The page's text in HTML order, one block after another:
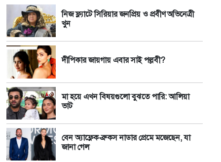
নিজ ফ্ল্যাটে সিরিয়ার জনপ্রিয় ও প্রবীণ অভিনেত্রী
খুন
দীপিকার জায়গায় এবার সাই পল্লবী?
মা হয়ে এখন বিষয়গুলো বুঝতে পারি: আলিয়া
ভাট
বেন অ্যাফ্লেক-ব্রুকস নাডার প্রেমে মজেছেন, যা
জানা গেল